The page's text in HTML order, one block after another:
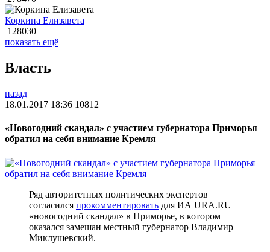
Коркина Елизавета
128030
показать ещё
Власть
назад
18.01.2017 18:36 10812
«Новогодний скандал» с участием губернатора Приморья
обратил на себя внимание Кремля
Ряд авторитетных политических экспертов
согласился прокомментировать для ИА URA.RU
«новогодний скандал» в Приморье, в котором
оказался замешан местный губернатор Владимир
Миклушевский.